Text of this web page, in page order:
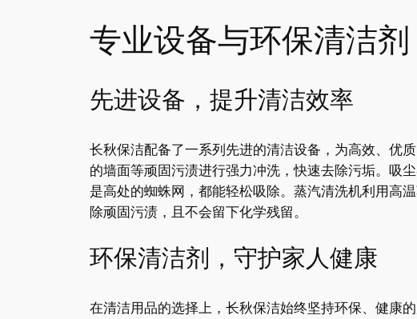
专业设备与环保清洁
先进设备，提升清洁效率
长秋保洁配备了一系列先进的清洁设备，为高效、优
的墙面等顽固污渍进行强力冲洗，快速去除污垢。吸
是高处的蜘蛛网，都能轻松吸除。蒸汽清洗机利用高
除顽固污渍，且不会留下化学残留。
环保清洁剂，守护家人健康
在清洁用品的选择上，长秋保洁始终坚持环保、健康